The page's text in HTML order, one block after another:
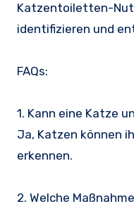
Katzentoiletten-
identifizieren und
FAQs:
1. Kann eine Katze
Ja, Katzen können
erkennen.
2. Welche